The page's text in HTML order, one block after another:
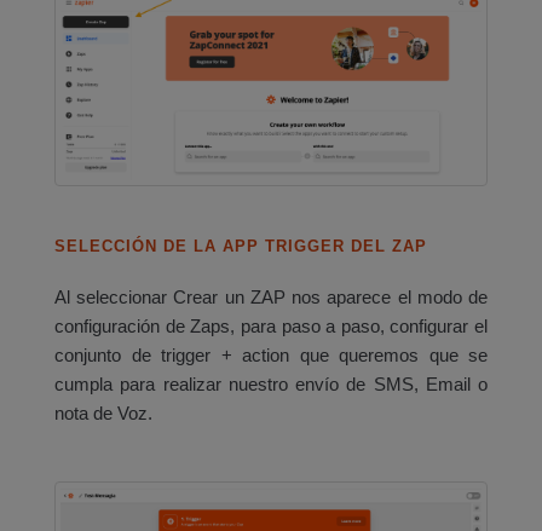
SELECCIÓN DE LA APP TRIGGER DEL ZAP
Al seleccionar Crear un ZAP nos aparece el modo de
configuración de Zaps, para paso a paso, configurar el
conjunto de trigger + action que queremos que se
cumpla para realizar nuestro envío de SMS, Email o
nota de Voz.